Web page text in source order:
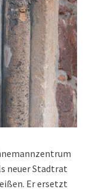
neuer Stadtrat
Er ersetzt